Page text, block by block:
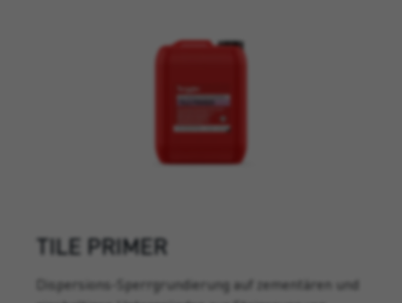
TILE PRIMER
Dispersions-Sperrgrundierung auf zementären und